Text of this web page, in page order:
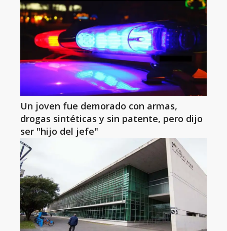
Un joven fue demorado con armas,
drogas sintéticas y sin patente, pero dijo
ser "hijo del jefe"